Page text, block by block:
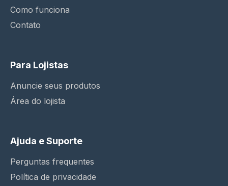
Como funciona
Contato
Para Lojistas
Anuncie seus produtos
Área do lojista
Ajuda e Suporte
Perguntas frequentes
Política de privacidade